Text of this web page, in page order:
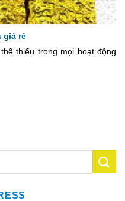
giá rẻ
thiếu trong mọi hoạt động